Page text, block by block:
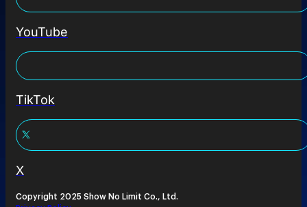
YouTube
TikTok
X
Copyright 2025 Show No Limit Co., Ltd.